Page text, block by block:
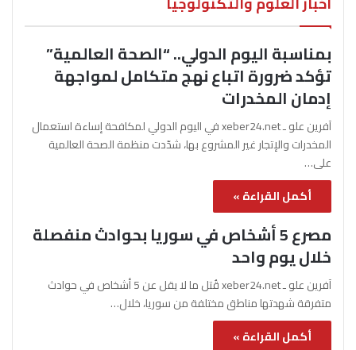
بمناسبة اليوم الدولي.. “الصحة العالمية”
تؤكد ضرورة اتباع نهج متكامل لمواجهة
إدمان المخدرات
آفرين علو ـ xeber24.net في اليوم الدولي لمكافحة إساءة استعمال
المخدرات والإتجار غير المشروع بها، شدّدت منظمة الصحة العالمية
على…
أكمل القراءة »
مصرع 5 أشخاص في سوريا بحوادث منفصلة
خلال يوم واحد
آفرين علو ـ xeber24.net قُتل ما لا يقل عن 5 أشخاص في حوادث
متفرقة شهدتها مناطق مختلفة من سوريا، خلال…
أكمل القراءة »